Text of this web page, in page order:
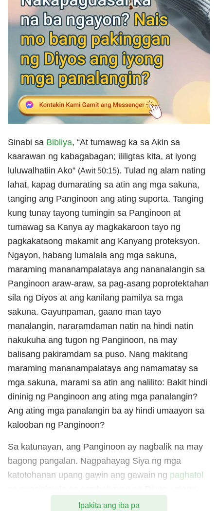
Sinabi sa Bibliya, “At tumawag ka sa Akin sa
kaarawan ng kabagabagan; ililigtas kita, at iyong
luluwalhatiin Ako” (Awit 50:15). Tulad ng alam nating
lahat, kapag dumarating sa atin ang mga sakuna,
tanging ang Panginoon ang ating suporta. Tanging
kung tunay tayong tumingin sa Panginoon at
tumawag sa Kanya ay magkakaroon tayo ng
pagkakataong makamit ang Kanyang proteksyon.
Ngayon, habang lumalala ang mga sakuna,
maraming mananampalataya ang nananalangin sa
Panginoon araw-araw, sa pag-asang poprotektahan
sila ng Diyos at ang kanilang pamilya sa mga
sakuna. Gayunpaman, gaano man tayo
manalangin, nararamdaman natin na hindi natin
nakukuha ang tugon ng Panginoon, na may
balisang pakiramdam sa puso. Nang makitang
maraming mananampalataya ang namamatay sa
mga sakuna, marami sa atin ang nalilito: Bakit hindi
dininig ng Panginoon ang ating mga panalangin?
Ang ating mga panalangin ba ay hindi umaayon sa
kalooban ng Panginoon?
Sa katunayan, ang Panginoon ay nagbalik na may
bagong pangalan. Nagpahayag Siya ng mga
katotohanan upang gawin ang gawain ng paghatol
madalisay at iligtas ang sangkatauhan. Ang Banal
Ipakita ang iba pa